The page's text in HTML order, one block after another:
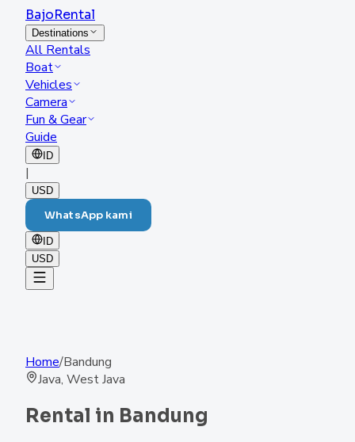
BajoRental
Destinations
All Rentals
Boat
Vehicles
Camera
Fun & Gear
Guide
ID
|
USD
WhatsApp kami
ID
USD
Home/Bandung
Java, West Java
Rental in Bandung